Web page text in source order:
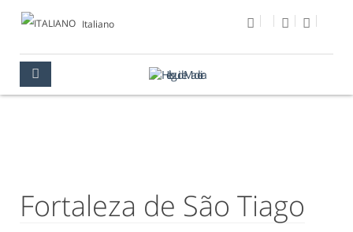
Italiano
Fortaleza de São Tiago